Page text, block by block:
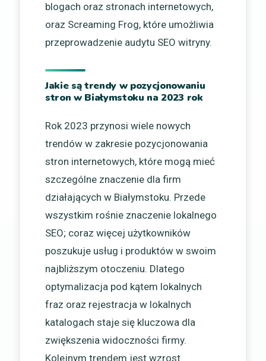
blogach oraz stronach internetowych,
oraz Screaming Frog, które umożliwia
przeprowadzenie audytu SEO witryny.
Jakie są trendy w pozycjonowaniu
stron w Białymstoku na 2023 rok
Rok 2023 przynosi wiele nowych
trendów w zakresie pozycjonowania
stron internetowych, które mogą mieć
szczególne znaczenie dla firm
działających w Białymstoku. Przede
wszystkim rośnie znaczenie lokalnego
SEO; coraz więcej użytkowników
poszukuje usług i produktów w swoim
najbliższym otoczeniu. Dlatego
optymalizacja pod kątem lokalnych
fraz oraz rejestracja w lokalnych
katalogach staje się kluczowa dla
zwiększenia widoczności firmy.
Kolejnym trendem jest wzrost